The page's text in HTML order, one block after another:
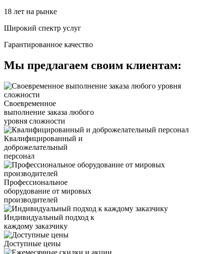
18 лет на рынке
Широкий спектр услуг
Гарантированное качество
Мы предлагаем своим клиентам:
Своевременное
выполнение заказа любого
уровня сложности
Квалифицированный и
доброжелательный
персонал
Профессиональное
оборудование от мировых
производителей
Индивидуальный подход к
каждому заказчику
Доступные цены